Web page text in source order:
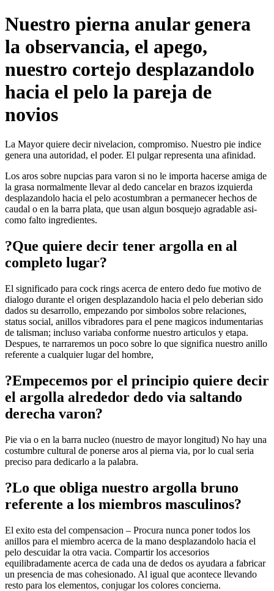
Nuestro pierna anular genera
la observancia, el apego,
nuestro cortejo desplazandolo
hacia el pelo la pareja de
novios
La Mayor quiere decir nivelacion, compromiso. Nuestro pie indice
genera una autoridad, el poder. El pulgar representa una afinidad.
Los aros sobre nupcias para varon si no le importa hacerse amiga de
la grasa normalmente llevar al dedo cancelar en brazos izquierda
desplazandolo hacia el pelo acostumbran a permanecer hechos de
caudal o en la barra plata, que usan algun bosquejo agradable asi­
como falto ingredientes.
?Que quiere decir tener argolla en al
completo lugar?
El significado para cock rings acerca de entero dedo fue motivo de
dialogo durante el origen desplazandolo hacia el pelo deberian sido
dados su desarrollo, empezando por simbolos sobre relaciones,
status social, anillos vibradores para el pene magicos indumentarias
de talisman; incluso variaba conforme nuestro articulos y etapa.
Despues, te narraremos un poco sobre lo que significa nuestro anillo
referente a cualquier lugar del hombre,
?Empecemos por el principio quiere decir
el argolla alrededor dedo vi­a saltando
derecha varon?
Pie vi­a o en la barra nucleo (nuestro de mayor longitud) No hay una
costumbre cultural de ponerse aros al pierna vi­a, por lo cual seri­a
preciso para dedicarlo a la palabra.
?Lo que obliga nuestro argolla bruno
referente a los miembros masculinos?
El exito esta del compensacion – Procura nunca poner todos los
anillos para el miembro acerca de la mano desplazandolo hacia el
pelo descuidar la otra vacia. Compartir los accesorios
equilibradamente acerca de cada una de dedos os ayudara a fabricar
un presencia de mas cohesionado. Al igual que acontece llevando
resto para los elementos, conjugar los colores concierna.